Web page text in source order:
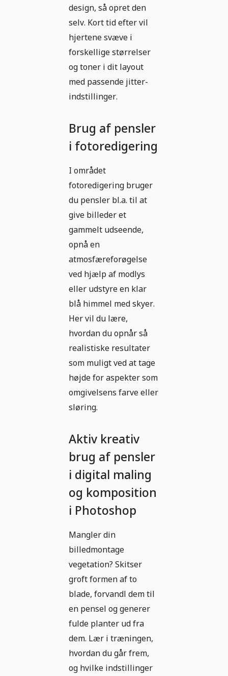
design, så opret den
selv. Kort tid efter vil
hjertene svæve i
forskellige størrelser
og toner i dit layout
med passende jitter-
indstillinger.
Brug af pensler
i fotoredigering
I området
fotoredigering bruger
du pensler bl.a. til at
give billeder et
gammelt udseende,
opnå en
atmosfæreforøgelse
ved hjælp af modlys
eller udstyre en klar
blå himmel med skyer.
Her vil du lære,
hvordan du opnår så
realistiske resultater
som muligt ved at tage
højde for aspekter som
omgivelsens farve eller
sløring.
Aktiv kreativ
brug af pensler
i digital maling
og komposition
i Photoshop
Mangler din
billedmontage
vegetation? Skitser
groft formen af to
blade, forvandl dem til
en pensel og generer
fulde planter ud fra
dem. Lær i træningen,
hvordan du går frem,
og hvilke indstillinger